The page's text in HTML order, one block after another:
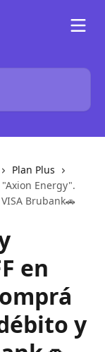
Plan Plus
Energy".
Brubank🚗
en
y